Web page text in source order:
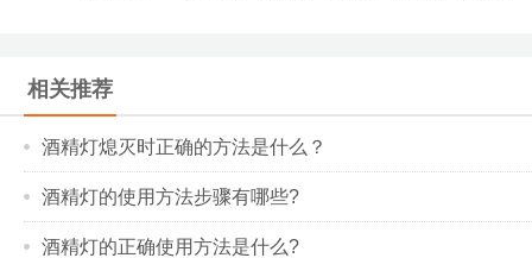
相关推荐
酒精灯熄灭时正确的方法是什么？
酒精灯的使用方法步骤有哪些?
酒精灯的正确使用方法是什么?